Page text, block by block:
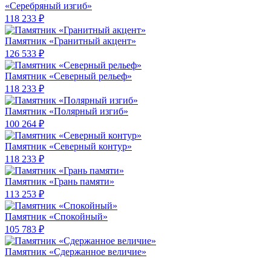
«Серебряный изгиб»
118 233 ₽
Памятник «Гранитный акцент»
126 533 ₽
Памятник «Северный рельеф»
118 233 ₽
Памятник «Полярный изгиб»
100 264 ₽
Памятник «Северный контур»
118 233 ₽
Памятник «Грань памяти»
113 253 ₽
Памятник «Спокойный»
105 783 ₽
Памятник «Сдержанное величие»